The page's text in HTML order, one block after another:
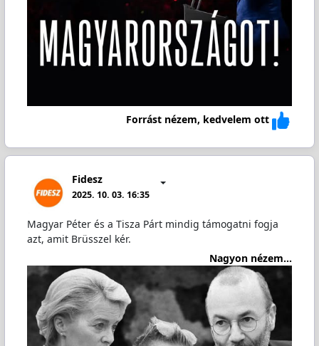
Forrást nézem, kedvelem ott
Fidesz
2025. 10. 03. 16:35
Magyar Péter és a Tisza Párt mindig támogatni fogja
azt, amit Brüsszel kér.
Nagyon nézem...